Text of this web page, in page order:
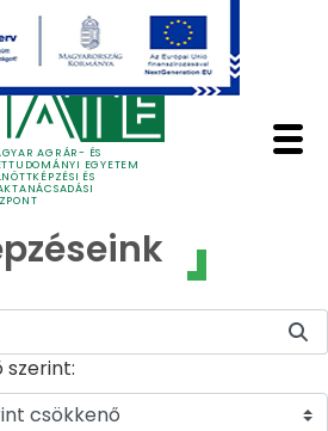
AGRÁR- ÉS
EGYETEM
ÉS
- MATE
szerint:
csökkenő